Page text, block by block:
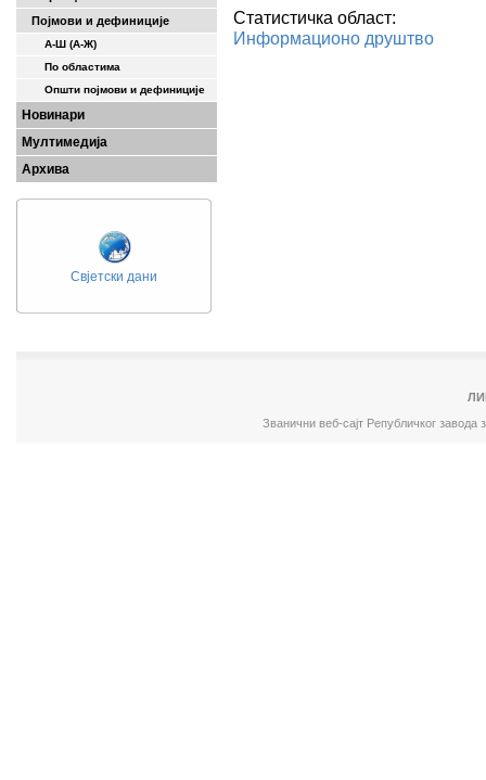
Појмови и дефиниције
А-Ш (A-Ж)
По областима
Општи појмови и дефиниције
Новинари
Мултимедија
Архива
Свјетски дани
Статистичка област:
Информационо друштво
Званични веб-сајт Републичког